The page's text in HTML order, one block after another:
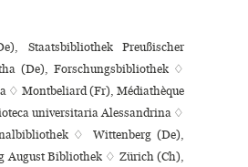
Staatsbibliothek Preußischer
(De), Forschungsbibliothek ♢
♢ Montbeliard (Fr), Médiathèque
uni­ver­si­ta­ria Alessandrina ♢
♢ Wittenberg (De),
August Bibliothek ♢ Zürich (Ch),